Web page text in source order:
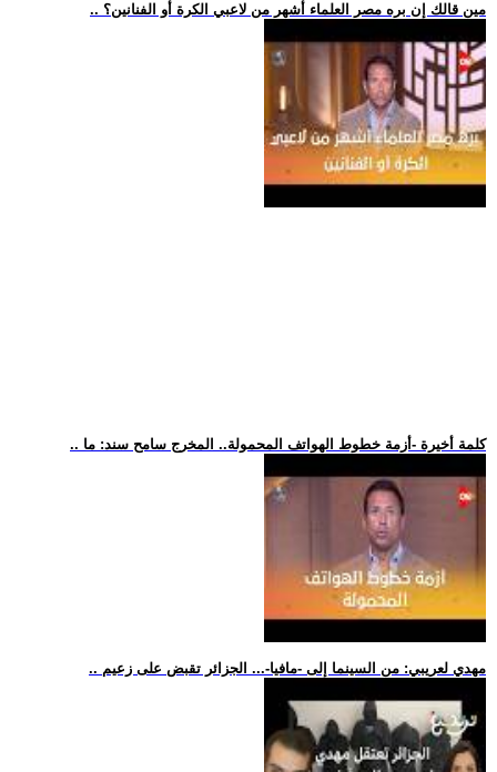
.. مين قالك إن بره مصر العلماء أشهر من لاعبي الكرة أو الفنانين؟
.. كلمة أخيرة -أزمة خطوط الهواتف المحمولة.. المخرج سامح سند: ما
.. مهدي لعريبي: من السينما إلى -مافيا-... الجزائر تقبض على زعيم